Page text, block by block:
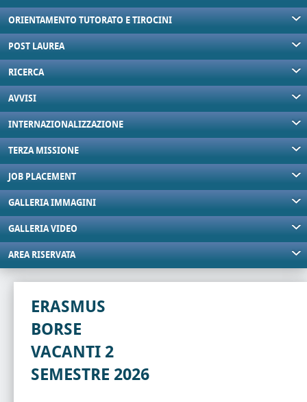
ORIENTAMENTO TUTORATO E TIROCINI
POST LAUREA
RICERCA
AVVISI
INTERNAZIONALIZZAZIONE
TERZA MISSIONE
JOB PLACEMENT
GALLERIA IMMAGINI
GALLERIA VIDEO
AREA RISERVATA
ERASMUS
BORSE
VACANTI 2
SEMESTRE 2026